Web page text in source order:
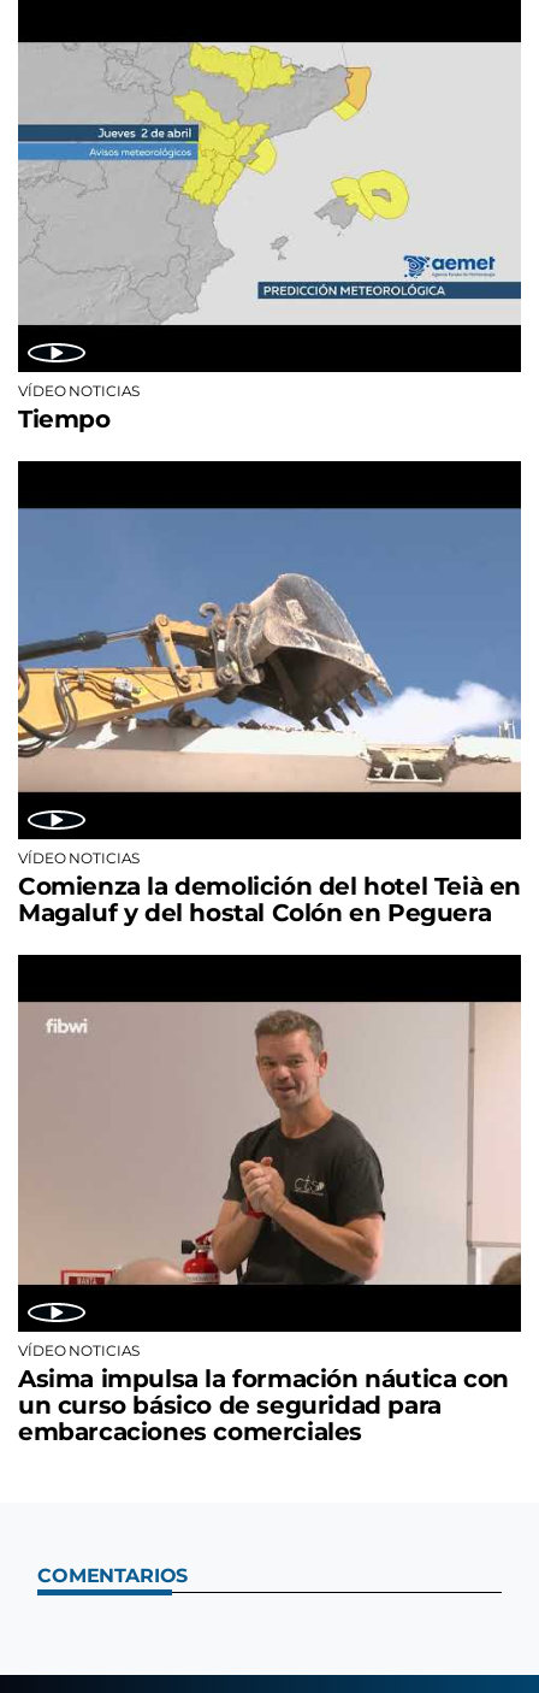
VÍDEO NOTICIAS
Tiempo
VÍDEO NOTICIAS
Comienza la demolición del hotel Teià en
Magaluf y del hostal Colón en Peguera
VÍDEO NOTICIAS
Asima impulsa la formación náutica con
un curso básico de seguridad para
embarcaciones comerciales
COMENTARIOS